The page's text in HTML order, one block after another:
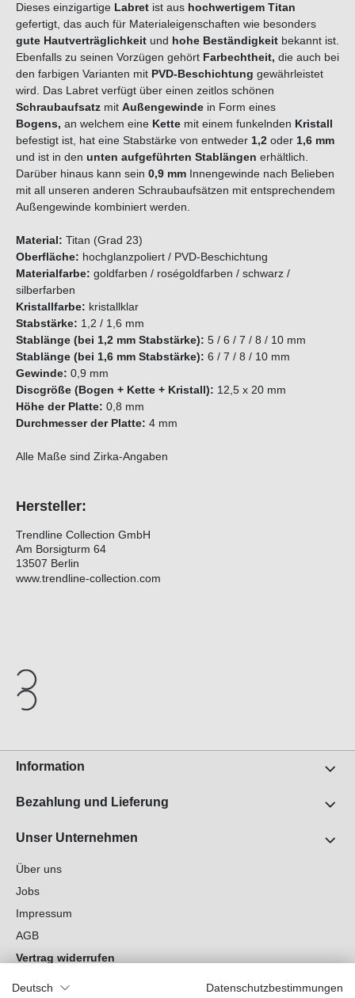
Dieses einzigartige Labret ist aus hochwertigem Titan
gefertigt, das auch für Materialeigenschaften wie besonders
gute Hautverträglichkeit und hohe Beständigkeit bekannt ist.
Ebenfalls zu seinen Vorzügen gehört Farbechtheit, die auch bei
den farbigen Varianten mit PVD-Beschichtung gewährleistet
wird. Das Labret verfügt über einen zeitlos schönen
Schraubaufsatz mit Außengewinde in Form eines
Bogens, an welchem eine Kette mit einem funkelnden Kristall
befestigt ist, hat eine Stabstärke von entweder 1,2 oder 1,6 mm
und ist in den unten aufgeführten Stablängen erhältlich.
Darüber hinaus kann sein 0,9 mm Innengewinde nach Belieben
mit all unseren anderen Schraubaufsätzen mit entsprechendem
Außengewinde kombiniert werden.
Material: Titan (Grad 23)
Oberfläche: hochglanzpoliert / PVD-Beschichtung
Materialfarbe: goldfarben / roségoldfarben / schwarz /
silberfarben
Kristallfarbe: kristallklar
Stabstärke: 1,2 / 1,6 mm
Stablänge (bei 1,2 mm Stabstärke): 5 / 6 / 7 / 8 / 10 mm
Stablänge (bei 1,6 mm Stabstärke): 6 / 7 / 8 / 10 mm
Gewinde: 0,9 mm
Discgröße (Bogen + Kette + Kristall): 12,5 x 20 mm
Höhe der Platte: 0,8 mm
Durchmesser der Platte: 4 mm
Alle Maße sind Zirka-Angaben
Hersteller:
Trendline Collection GmbH
Am Borsigturm 64
13507 Berlin
www.trendline-collection.com
Information
Bezahlung und Lieferung
Unser Unternehmen
Über uns
Jobs
Impressum
AGB
Vertrag widerrufen
Deutsch Datenschutzbestimmungen